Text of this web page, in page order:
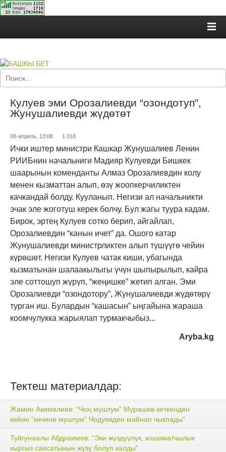
Кулуев эми Орозалиевди “озондотуп”,
Жунушалиевди жүдөтөт
08-апрель, 13:08 1 018
Ички иштер министри Кашкар Жунушалиев Ленин
РИИБнин начальниги Мадияр Кулуевди Бишкек
шаарынын коменданты Алмаз Орозалиевдин колу
менен кызматтан алып, өзү жоопкерчиликтен
качкандай болду. Кууланып. Негизи ал начальникти
эчак эле жоготуш керек болчу. Бул жагы туура кадам.
Бирок, эртең Кулуев сотко берип, айгайлап,
Орозалиевдин “канын ичет” да. Ошого катар
Жунушалиевди министрликтен алып түшүүгө чейин
күрөшөт. Негизи Кулуев чатак киши, убагында
кызматынан шалаакылыгы үчүн шыпырылып, кайра
эле соттошуп жүрүп, “жеңишке” жетип алган. Эми
Орозалиевди “озондотору”, Жунушалиевди жүдөтөрү
турган иш. Булардын “кашасын” ыңгайына жараша
коомчулукка жарыялап турмакчыбыз...
Aryba.kg
Тектеш материалдар:
Жамин Акималиев: “Чоң муштум” Мурашев кеткенден
кийин “кичине муштум” Чодуевден майнап чыкпады”
Туйгунаалы Абдраимов: “Эки жүздүүлүк, кошоматчылык
кыргыз саясатынын жүзү болуп калды”